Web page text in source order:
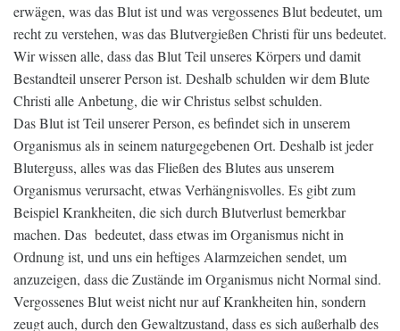
erwägen, was das Blut ist und was vergossenes Blut bedeutet, um
recht zu verstehen, was das Blutvergießen Christi für uns bedeutet.
Wir wissen alle, dass das Blut Teil unseres Körpers und damit
Bestandteil unserer Person ist. Deshalb schulden wir dem Blute
Christi alle Anbetung, die wir Christus selbst schulden.
Das Blut ist Teil unserer Person, es befindet sich in unserem
Organismus als in seinem naturgegebenen Ort. Deshalb ist jeder
Bluterguss, alles was das Fließen des Blutes aus unserem
Organismus verursacht, etwas Verhängnisvolles. Es gibt zum
Beispiel Krankheiten, die sich durch Blutverlust bemerkbar
machen. Das bedeutet, dass etwas im Organismus nicht in
Ordnung ist, und uns ein heftiges Alarmzeichen sendet, um
anzuzeigen, dass die Zustände im Organismus nicht Normal sind.
Vergossenes Blut weist nicht nur auf Krankheiten hin, sondern
zeugt auch, durch den Gewaltzustand, dass es sich außerhalb des